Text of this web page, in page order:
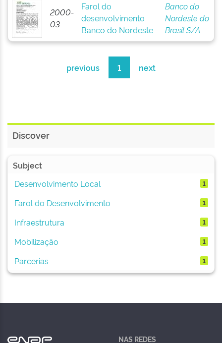
2000-
03
Farol do
desenvolvimento
Banco do Nordeste
Banco do
Nordeste do
Brasil S/A
previous 1 next
Discover
Subject
Desenvolvimento Local
1
Farol do Desenvolvimento 1
Infraestrutura 1
Mobilização 1
Parcerias 1
NAS REDES